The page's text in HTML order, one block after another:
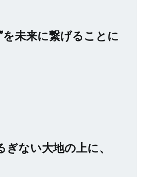
を未来に繋げることに
ない大地の上に、